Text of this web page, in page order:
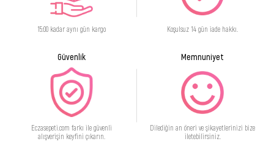
15:00 kadar aynı gün kargo Koşulsuz 14 gün iade hakkı.
Güvenlik
Eczasepeti.com farkı ile güvenli
alışverişin keyfini çıkarın.
Memnuniyet
Dilediğin an öneri ve şikayetlerinizi bize
iletebilirsiniz.